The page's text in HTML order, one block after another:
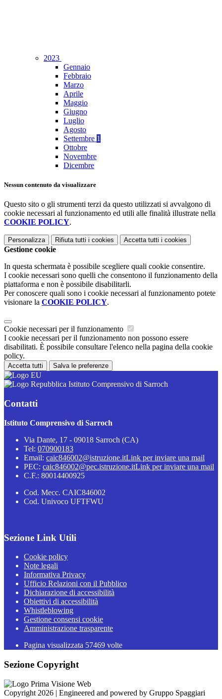
2023
Gennaio
Febbraio
Marzo
Aprile
Maggio
Giugno
Luglio
Agosto
Settembre 1
Ottobre
Novembre
Dicembre
Nessun contenuto da visualizzare
Questo sito o gli strumenti terzi da questo utilizzati si avvalgono di
cookie necessari al funzionamento ed utili alle finalità illustrate nella
COOKIE POLICY.
Personalizza Rifiuta tutti i cookies Accetta tutti i cookies
Gestione cookie
In questa schermata è possibile scegliere quali cookie consentire.
I cookie necessari sono quelli che consentono il funzionamento della
piattaforma e non è possibile disabilitarli.
Per conoscere quali sono i cookie necessari al funzionamento potete
visionare la COOKIE POLICY.
Cookie necessari per il funzionamento
I cookie necessari per il funzionamento non possono essere
disabilitati. È possibile consultare l'elenco nella pagina della cookie
policy.
Accetta tutti Salva le preferenze
Istituto Comprensivo di Sarroch
Contatti
Istituto Comprensivo di Sarroch
Via Dante, 17 - 09018 Sarroch (CA)
Tel: 070900183
Email: caic846002@istruzione.itLink per inviare una mail
PEC: caic846002@pec.istruzione.itLink per inviare una mail
C.F.: 80014400925
Cod. Mecc. CAIC846002
Cod. Univoco UFTFWU
Sezione Link Utili
Cookie policy
Note legali
Informativa Privacy
Ufficio Relazioni con il Pubblico
Dichiarazione di accessibilità
Obiettivi di accessibilità
Whistleblowing
Gestione consensi cookie
Amministrazione trasparente
Pagina visualizzata 57469 volte
Sezione Copyright
Copyright 2026 | Engineered and powered by Gruppo Spaggiari